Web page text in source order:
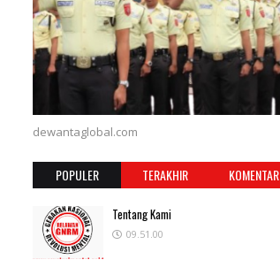
dewantaglobal.com
POPULER TERAKHIR KOMENTAR
Tentang Kami
09.51.00